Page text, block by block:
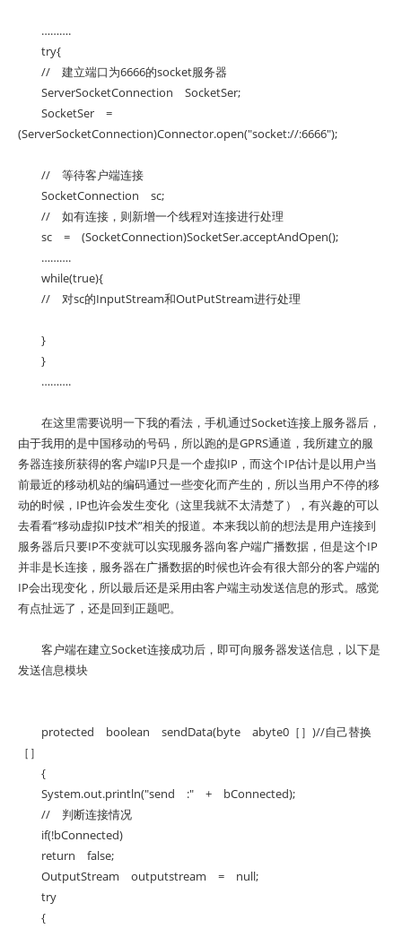
……….
try{
// 建立端口为6666的socket服务器
ServerSocketConnection SocketSer;
SocketSer =
(ServerSocketConnection)Connector.open("socket://:6666");
// 等待客户端连接
SocketConnection sc;
// 如有连接，则新增一个线程对连接进行处理
sc = (SocketConnection)SocketSer.acceptAndOpen();
……….
while(true){
// 对sc的InputStream和OutPutStream进行处理
}
}
……….
在这里需要说明一下我的看法，手机通过Socket连接上服务器后，
由于我用的是中国移动的号码，所以跑的是GPRS通道，我所建立的服
务器连接所获得的客户端IP只是一个虚拟IP，而这个IP估计是以用户当
前最近的移动机站的编码通过一些变化而产生的，所以当用户不停的移
动的时候，IP也许会发生变化（这里我就不太清楚了），有兴趣的可以
去看看“移动虚拟IP技术”相关的报道。本来我以前的想法是用户连接到
服务器后只要IP不变就可以实现服务器向客户端广播数据，但是这个IP
并非是长连接，服务器在广播数据的时候也许会有很大部分的客户端的
IP会出现变化，所以最后还是采用由客户端主动发送信息的形式。感觉
有点扯远了，还是回到正题吧。
客户端在建立Socket连接成功后，即可向服务器发送信息，以下是
发送信息模块
protected boolean sendData(byte abyte0［］)//自己替换
［］
{
System.out.println("send :" + bConnected);
// 判断连接情况
if(!bConnected)
return false;
OutputStream outputstream = null;
try
{